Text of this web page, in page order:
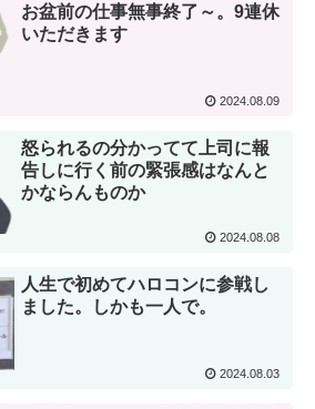
お盆前の仕事無事終了～。9連休
いただきます
2024.08.09
怒られるの分かってて上司に報
告しに行く前の緊張感はなんと
かならんものか
2024.08.08
人生で初めてハロコンに参戦し
ました。しかも一人で。
2024.08.03